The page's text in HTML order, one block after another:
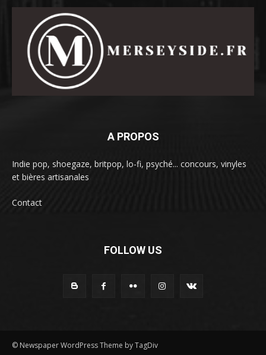
A PROPOS
Indie pop, shoegaze, britpop, lo-fi, psyché... concours, vinyles
et bières artisanales
Contact
FOLLOW US
© Newspaper WordPress Theme by TagDiv